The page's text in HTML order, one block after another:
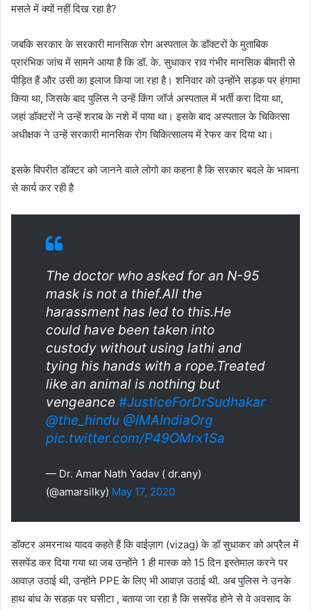
मसले में क्यों नहीं दिख रहा है?
जबकि सरकार के सरकारी मानसिक रोग अस्पताल के डॉक्टरों के मुताबिक
प्रारंभिक जांच में सामने आया है कि डॉ. के. सुधाकर राव गंभीर मानसिक बीमारी से
पीड़ित हैं और उसी का इलाज किया जा रहा है। शनिवार को उन्होंने सड़क पर हंगामा
किया था, जिसके बाद पुलिस ने उन्हें किंग जॉर्ज अस्पताल में भर्ती करा दिया था,
जहां डॉक्टरों ने उन्हें शराब के नशे में पाया था। इसके बाद अस्पताल के चिकित्सा
अधीक्षक ने उन्हें सरकारी मानसिक रोग चिकित्सालय में रेफर कर दिया था।
इसके विपरीत डॉक्टर को जानने वाले लोगो का कहना है कि सरकार बदले के भावना
से कार्य कर रही है
The doctor who asked for an N-95
mask is not a thief.All the
harassment has led to this.He
could have been taken into
custody without using lathi and
tying his hands with a rope.Treated
like an animal is nothing but
vengeance #JusticeForDrSudhakar
@the_hindu @IMAIndiaOrg
pic.twitter.com/P49OMrx1Sa
— Dr. Amar Nath Yadav ( dr.any)
(@amarsilky) May 17, 2020
डॉक्टर अमरनाथ यादव कहते हैं कि वाईज़ाग (vizag) के डॉ सुधाकर को अप्रैल में
ससपेंड कर दिया गया था जब उन्होंने 1 ही मास्क को 15 दिन इस्तेमाल करने पर
आवाज़ उठाई थी, उन्होंने PPE के लिए भी आवाज़ उठाई थी. अब पुलिस ने उनके
हाथ बांध के सडक़ पर घसीटा , बताया जा रहा है कि ससपेंड होने से वे अवसाद के